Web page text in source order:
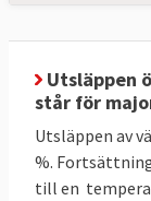
en
miljoner
på
miljoner
Utsläppen
står för
Utsläppen av
%.
till en